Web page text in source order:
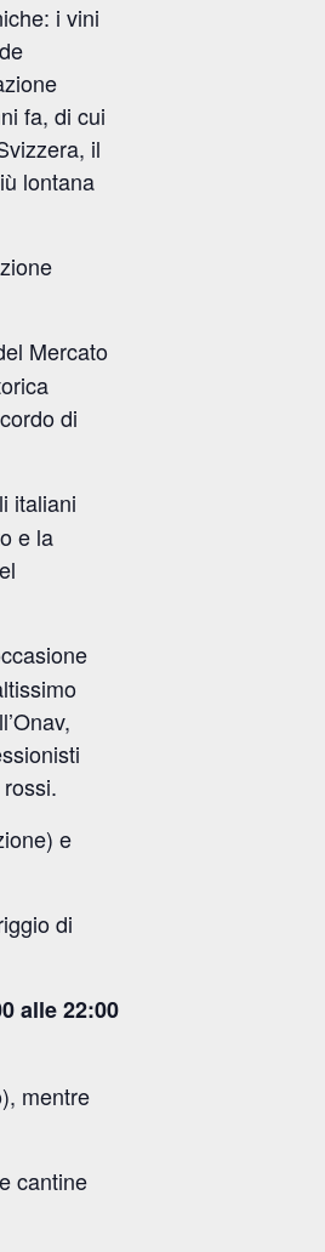
i vini
fa, di cui
il
lontana
Mercato
di
italiani
e la
e
di
alle 22:00
mentre
cantine